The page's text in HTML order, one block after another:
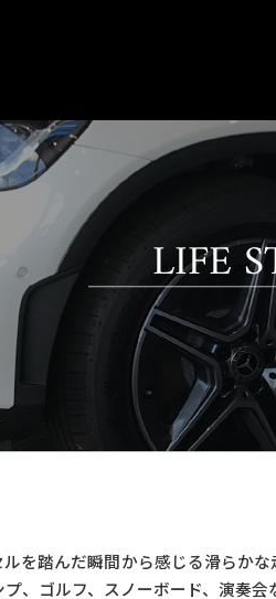
LIFE
ルを踏んだ瞬間から感じる滑らか
プ、ゴルフ、スノーボード、演奏